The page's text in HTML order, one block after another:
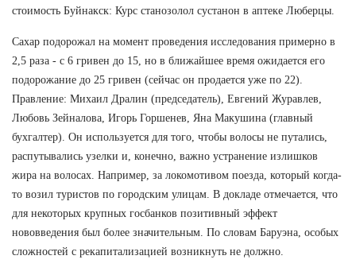
стоимость Буйнакск: Курс станозолол сустанон в аптеке Люберцы.
Сахар подорожал на момент проведения исследования примерно в
2,5 раза - с 6 гривен до 15, но в ближайшее время ожидается его
подорожание до 25 гривен (сейчас он продается уже по 22).
Правление: Михаил Дралин (председатель), Евгений Журавлев,
Любовь Зейналова, Игорь Горшенев, Яна Макушина (главный
бухгалтер). Он используется для того, чтобы волосы не путались,
распутывались узелки и, конечно, важно устранение излишков
жира на волосах. Например, за локомотивом поезда, который когда-
то возил туристов по городским улицам. В докладе отмечается, что
для некоторых крупных госбанков позитивный эффект
нововведения был более значительным. По словам Баруэна, особых
сложностей с рекапитализацией возникнуть не должно.